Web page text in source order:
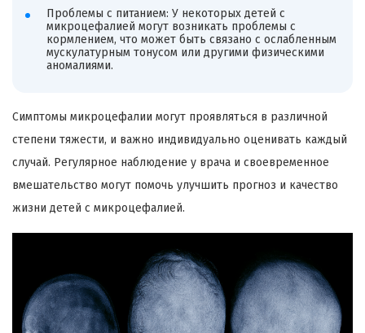
Проблемы с питанием: У некоторых детей с
микроцефалией могут возникать проблемы с
кормлением, что может быть связано с ослабленным
мускулатурным тонусом или другими физическими
аномалиями.
Симптомы микроцефалии могут проявляться в различной
степени тяжести, и важно индивидуально оценивать каждый
случай. Регулярное наблюдение у врача и своевременное
вмешательство могут помочь улучшить прогноз и качество
жизни детей с микроцефалией.